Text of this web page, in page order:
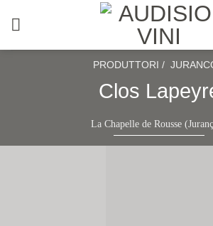
PRODUTTORI /
Clos
La Chapelle de Rousse